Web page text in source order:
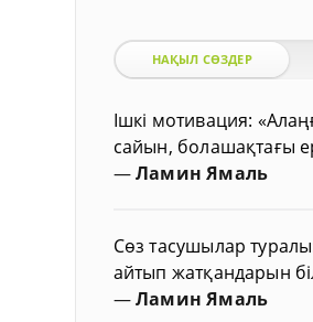
НАҚЫЛ СӨЗДЕР
Ішкі мотивация:
сайын, болашақтағы
—Ламин Ямаль
Сөз тасушылар
айтып жатқандарын
—Ламин Ямаль